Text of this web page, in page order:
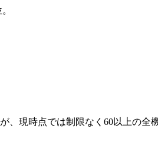
現時点では制限なく60以上の全